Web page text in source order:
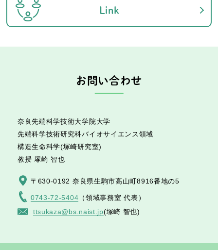
Link
お問い合わせ
奈良先端科学技術大学院大学
先端科学技術研究科バイオサイエンス領域
構造生命科学(塚崎研究室)
教授 塚崎 智也
〒630-0192 奈良県生駒市高山町8916番地の5
0743-72-5404 （領域事務室 代表）
ttsukaza@bs.naist.jp(塚崎 智也)